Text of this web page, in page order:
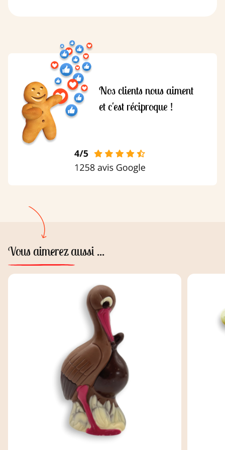
Nos clients nous aiment
et c'est réciproque !
Vous aimerez aussi ...